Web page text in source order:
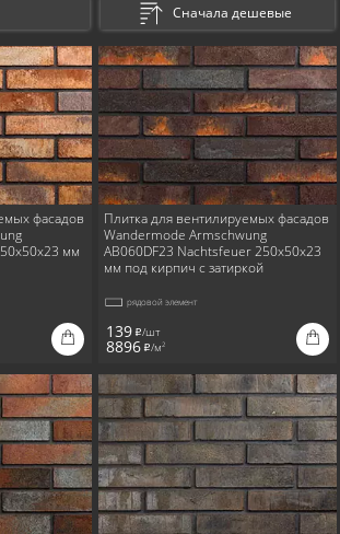
Сначала дешевые
фасадов
мм
Плитка для вентилируемых фасадов
Wandermode Armschwung
AB060DF23 Nachtsfeuer 250x50x23
мм под кирпич с затиркой
рядовой элемент
139 i/шт
8896 i/м2